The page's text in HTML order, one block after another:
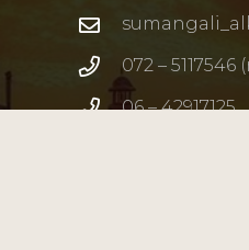
072 – 5117546
06 – 42917125